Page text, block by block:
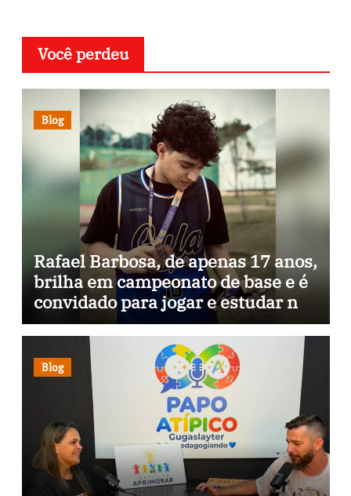
Você perdeu
Blog
Rafael Barbosa, de apenas 17 anos,
brilha em campeonato de base e é
convidado para jogar e estudar na
Itália
Blog